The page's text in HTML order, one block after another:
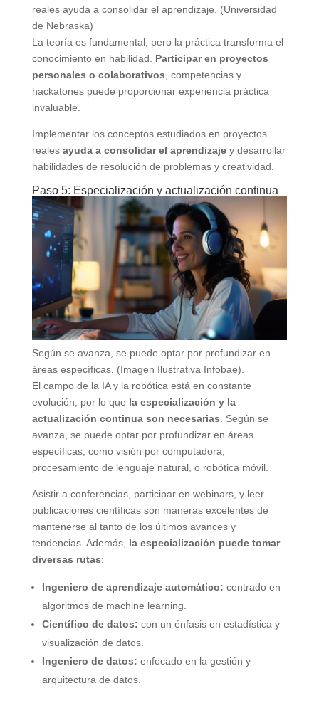
reales ayuda a consolidar el aprendizaje. (Universidad
de Nebraska)
La teoría es fundamental, pero la práctica transforma el
conocimiento en habilidad. Participar en proyectos
personales o colaborativos , competencias y
hackatones puede proporcionar experiencia práctica
invaluable.
Implementar los conceptos estudiados en proyectos
realesayuda a consolidar el aprendizajey desarrollar
habilidades de resolución de problemas y creatividad.
Paso 5: Especialización y actualización continua
Según se avanza, se puede optar por profundizar en
áreas específicas. (Imagen Ilustrativa Infobae).
El campo de la IA y la robótica está en constante
evolución, por lo que la especialización y la
actualización continua son necesarias . Según se
avanza, se puede optar por profundizar en áreas
específicas, como visión por computadora,
procesamiento de lenguaje natural, o robótica móvil.
Asistir a conferencias, participar en webinars, y leer
publicaciones científicas son maneras excelentes de
mantenerse al tanto de los últimos avances y
tendencias. Además, la especialización puede tomar
diversas rutas:
Ingeniero de aprendizaje automático: centrado en
algoritmos de machine learning.
Científico de datos: con un énfasis en estadística y
visualización de datos.
Ingeniero de datos: enfocado en la gestión y
arquitectura de datos.